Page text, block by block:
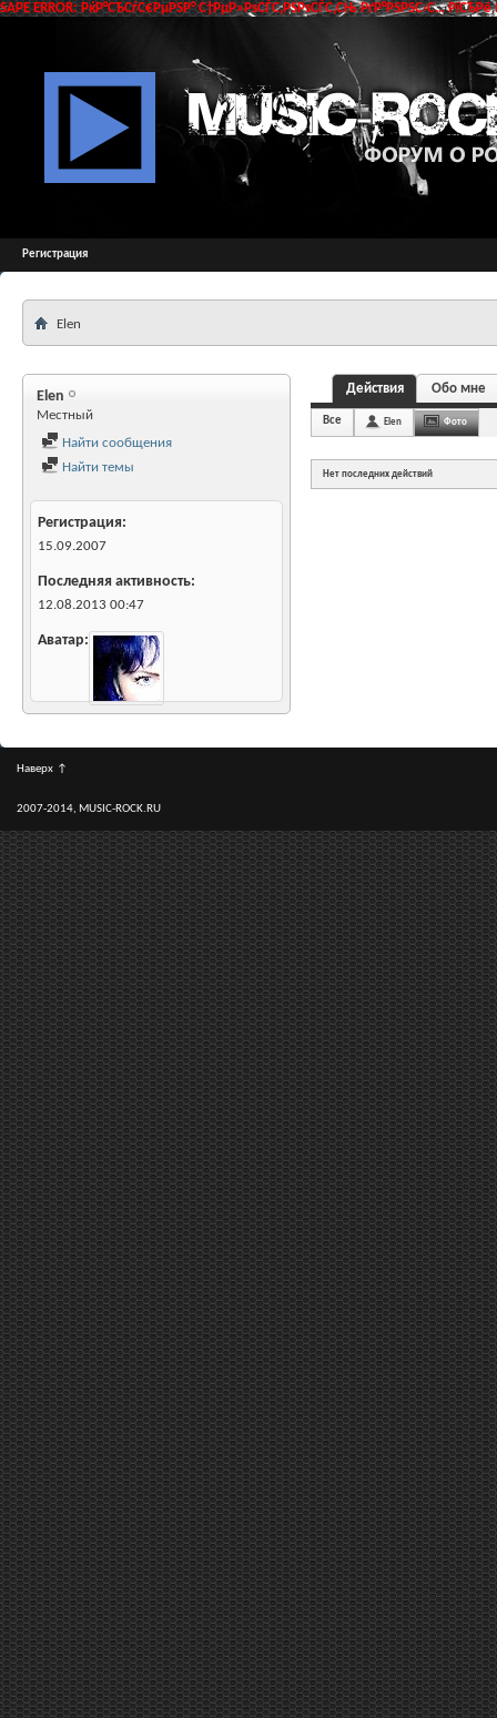
SAPE ERROR: РќР°СЂСѓС€РµРЅР° С†РµР»РѕСЃС‚РЅРѕСЃС‚СЊ РґР°РЅРЅС‹С…
Регистрация
Elen
Elen
Местный
Найти сообщения
Найти темы
Регистрация
15.09.2007
Последняя активность
12.08.2013 00:47
Аватар
Действия Обо мне
Все Elen Фото
Нет последних действий
Наверх ↑
2007-2014, MUSIC-ROCK.RU